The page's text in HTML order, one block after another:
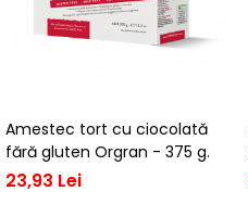
Amestec tort cu ciocolată
fără gluten Orgran - 375 g.
23,93 Lei